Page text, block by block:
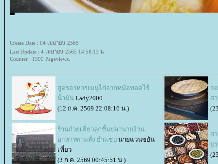
Create Date : 04 เมษายน 2565
Last Update : 4 เมษายน 2565 14:58:13 น.
Counter : 1599 Pageviews.
สูตรอาหารเมนูไก่จากหม้อทอดไร้
น้ำมัน Lady2000
(12 ก.ค. 2569 22:08:16 น.)
จ
ส
ร้านก๋วยเตี๋ยวลูกชิ้นปลานายง้วน
อาหารตามสั่ง ยำแซบ นายแว่นขยัน
เที่ยว
(3 ก.ค. 2569 00:45:51 น.)
ส
ป